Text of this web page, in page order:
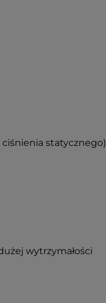
ciśnienia
wytrzymałości